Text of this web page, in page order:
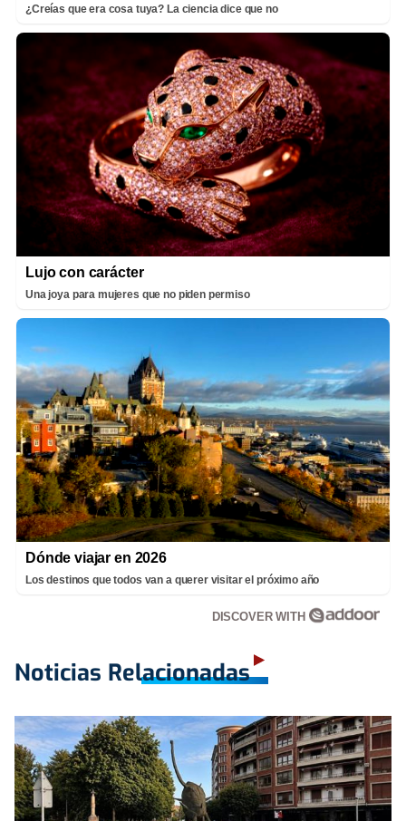
¿Creías que era cosa tuya? La ciencia dice que no
Lujo con carácter
Una joya para mujeres que no piden permiso
Dónde viajar en 2026
Los destinos que todos van a querer visitar el próximo año
DISCOVER WITH
Noticias Relacionadas